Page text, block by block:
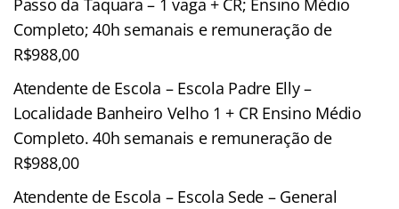
Passo da Taquara – 1 vaga + CR; Ensino Médio
Completo; 40h semanais e remuneração de
R$988,00
Atendente de Escola – Escola Padre Elly –
Localidade Banheiro Velho 1 + CR Ensino Médio
Completo. 40h semanais e remuneração de
R$988,00
Atendente de Escola – Escola Sede – General